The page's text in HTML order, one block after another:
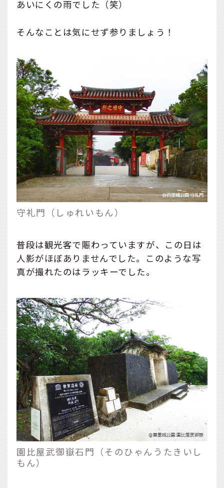
あいにくの雨でした（笑）
そんなことは気にせず参りましょう！
守礼門（しゅれいもん）
普段は観光客で賑わっていますが、この日は
人影がほぼありませんでした。このような写
真が撮れたのはラッキーでした。
園比屋武御嶽石門（そのひゃんうたきいし
もん）